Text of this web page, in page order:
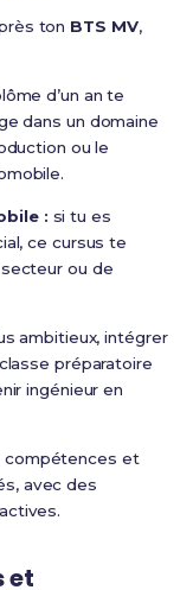
ton BTS MV,
d’un an te
dans un domaine
ou le
: si tu es
ce cursus te
ou de
ambitieux, intégrer
préparatoire
ingénieur en
compétences et
avec des
et